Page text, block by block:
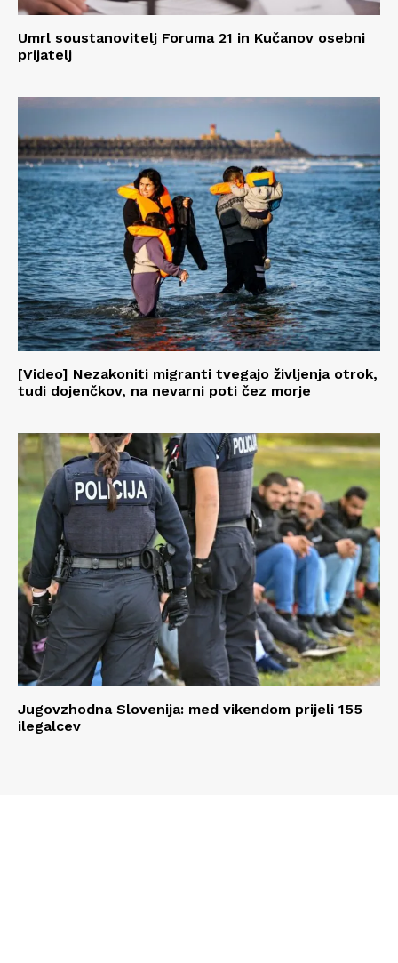
Umrl soustanovitelj Foruma 21 in Kučanov osebni
prijatelj
[Video] Nezakoniti migranti tvegajo življenja otrok,
tudi dojenčkov, na nevarni poti čez morje
Jugovzhodna Slovenija: med vikendom prijeli 155
ilegalcev